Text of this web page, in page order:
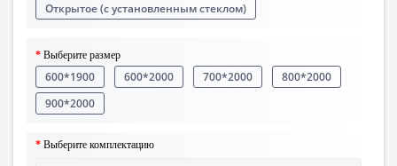
Открытое (с установленным стеклом)
Выберите размер
600*1900 600*2000 700*2000
800*2000
900*2000
Выберите комплектацию